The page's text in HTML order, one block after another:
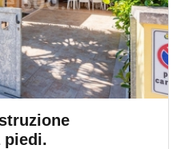
piedi.